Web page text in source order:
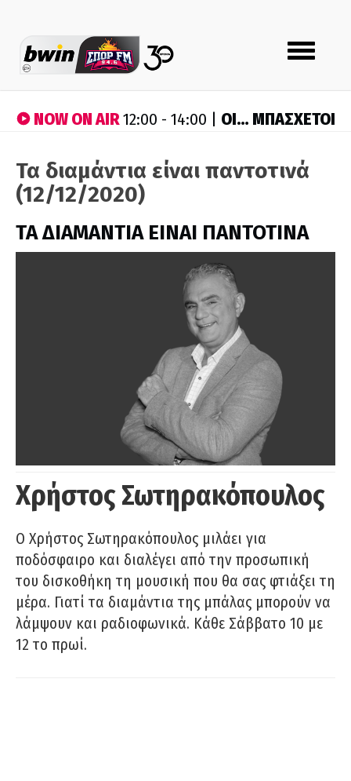
Toggle
navigation
NOW ON AIR12:00 - 14:00 | ΟΙ… ΜΠΑΣΧΕΤΟΙ
Τα διαμάντια είναι παντοτινά
(12/12/2020)
ΤΑ ΔΙΑΜΑΝΤΙΑ ΕΙΝΑΙ ΠΑΝΤΟΤΙΝΑ
Χρήστος Σωτηρακόπουλος
Ο Χρήστος Σωτηρακόπουλος μιλάει για
ποδόσφαιρο και διαλέγει από την προσωπική
του δισκοθήκη τη μουσική που θα σας φτιάξει τη
μέρα. Γιατί τα διαμάντια της μπάλας μπορούν να
λάμψουν και ραδιοφωνικά. Κάθε Σάββατο 10 με
12 το πρωί.